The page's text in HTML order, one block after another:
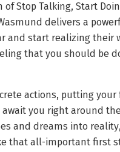
Stop Talking, Start
delivers a
and start realizing their
that you should be
actions, putting your
you right around
and dreams into
that all-important first